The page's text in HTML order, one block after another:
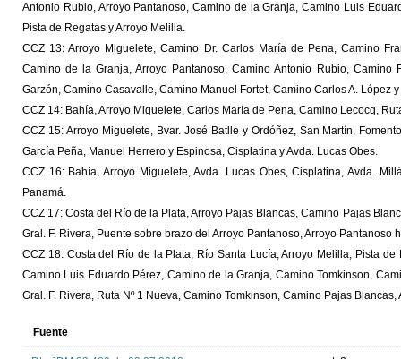
Antonio Rubio, Arroyo Pantanoso, Camino de la Granja, Camino Luis
Pista de Regatas y Arroyo Melilla.
CCZ 13: Arroyo Miguelete, Camino Dr. Carlos María de Pena, Camino
Camino de la Granja, Arroyo Pantanoso, Camino Antonio Rubio, Camino
Garzón, Camino Casavalle, Camino Manuel Fortet, Camino Carlos A. López
CCZ 14: Bahía, Arroyo Miguelete, Carlos María de Pena, Camino Lecocq,
CCZ 15: Arroyo Miguelete, Bvar. José Batlle y Ordóñez, San Martín,
García Peña, Manuel Herrero y Espinosa, Cisplatina y Avda. Lucas Obes.
CCZ 16: Bahía, Arroyo Miguelete, Avda. Lucas Obes, Cisplatina, Avda.
Panamá.
CCZ 17: Costa del Río de la Plata, Arroyo Pajas Blancas, Camino Pajas
Gral. F. Rivera, Puente sobre brazo del Arroyo Pantanoso, Arroyo Pantanoso
CCZ 18: Costa del Río de la Plata, Río Santa Lucía, Arroyo Melilla, Pista
Camino Luis Eduardo Pérez, Camino de la Granja, Camino Tomkinson,
Gral. F. Rivera, Ruta Nº 1 Nueva, Camino Tomkinson, Camino Pajas
Fuente